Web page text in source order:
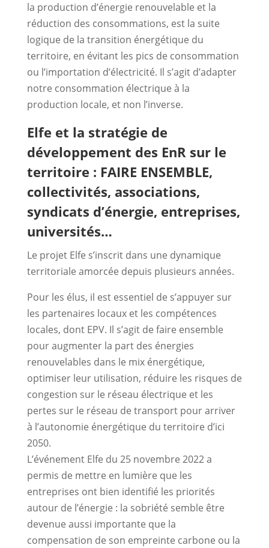
la production d’énergie renouvelable et la
réduction des consommations, est la suite
logique de la transition énergétique du
territoire, en évitant les pics de consommation
ou l’importation d’électricité. Il s’agit d’adapter
notre consommation électrique à la
production locale, et non l’inverse.
Elfe et la stratégie de
développement des EnR sur le
territoire : FAIRE ENSEMBLE,
collectivités, associations,
syndicats d’énergie, entreprises,
universités…
Le projet Elfe s’inscrit dans une dynamique
territoriale amorcée depuis plusieurs années.
Pour les élus, il est essentiel de s’appuyer sur
les partenaires locaux et les compétences
locales, dont EPV. Il s’agit de faire ensemble
pour augmenter la part des énergies
renouvelables dans le mix énergétique,
optimiser leur utilisation, réduire les risques de
congestion sur le réseau électrique et les
pertes sur le réseau de transport pour arriver
à l’autonomie énergétique du territoire d’ici
2050.
L’événement Elfe du 25 novembre 2022 a
permis de mettre en lumière que les
entreprises ont bien identifié les priorités
autour de l’énergie : la sobriété semble être
devenue aussi importante que la
compensation de son empreinte carbone ou la